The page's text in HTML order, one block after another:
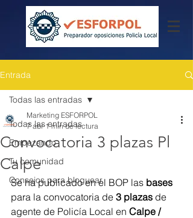
Entrada
Todas las entradas
Empezando
Tu comunidad
Consejos para bloguear
Todas las entradas
Convocatoria 3 plazas Pl
Calpe
Marketing ESFORPOL
7 abr 1 min de lectura
Se ha publicado en el BOP las bases
para la convocatoria de 3 plazas de
agente de Policía Local en Calpe /